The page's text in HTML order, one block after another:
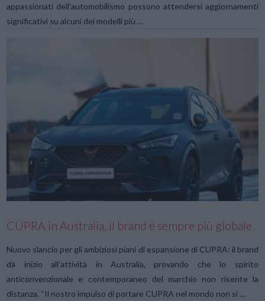
VIEW POST
appassionati dell’automobilismo possono attendersi aggiornamenti
significativi su alcuni dei modelli più …
CUPRA in Australia, il brand è sempre più globale
Nuovo slancio per gli ambiziosi piani di espansione di CUPRA: il brand
dà inizio all’attività in Australia, provando che lo spirito
anticonvenzionale e contemporaneo del marchio non risente la
distanza. “Il nostro impulso di portare CUPRA nel mondo non si …